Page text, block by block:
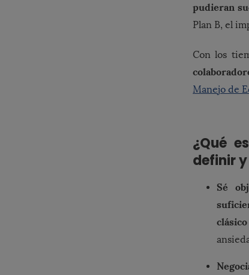
pudieran
Plan B, el
Con los
Manejo de
¿Qué
definir
Sé